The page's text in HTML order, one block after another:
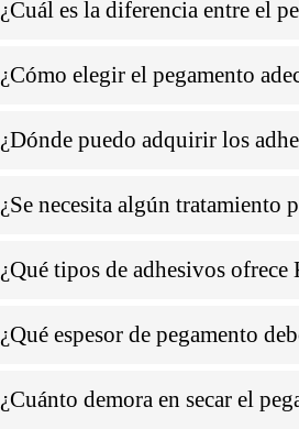
¿Cuál es la diferencia entre el
¿Cómo elegir el pegamento
¿Dónde puedo adquirir los
¿Se necesita algún tratamiento
¿Qué tipos de adhesivos
¿Qué espesor de pegamento
¿Cuánto demora en secar el